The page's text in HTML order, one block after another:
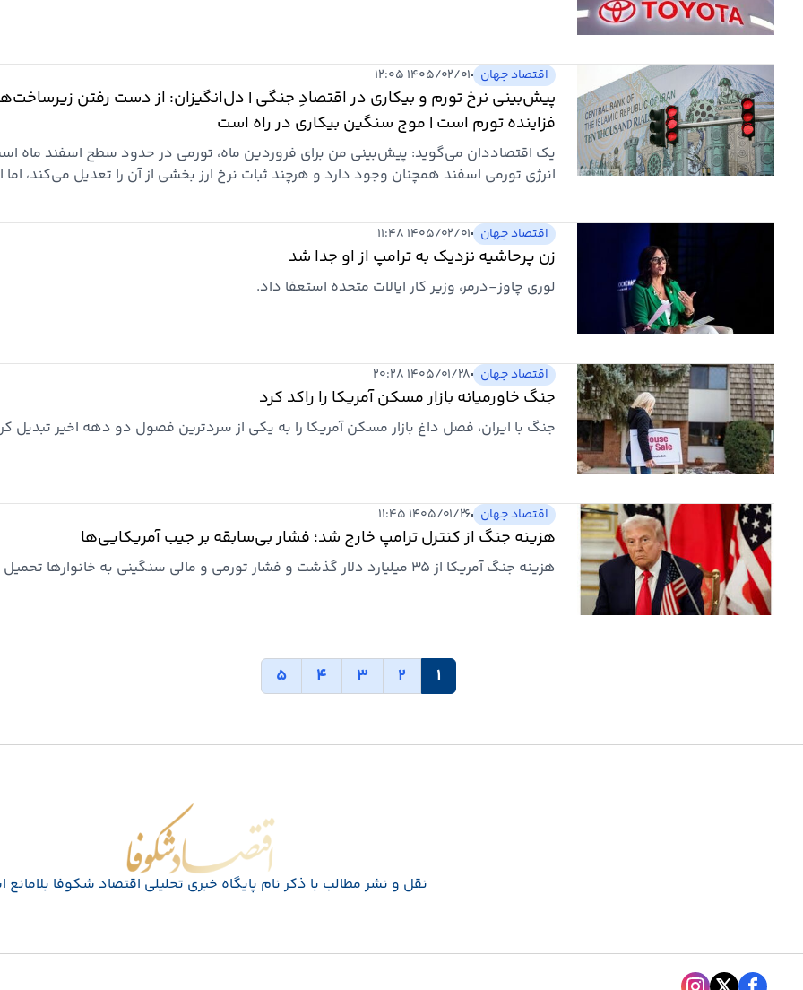
اقتصاد جهان ۱۴۰۵/۰۲/۰۱ ۱۲:۰۵
پیش‌بینی نرخ تورم و بیکاری در اقتصادِ جنگی | دل‌انگیزان: از دست رفتن
فزاینده تورم است | موج سنگین بیکاری در راه است
یک اقتصاددان می‌گوید: پیش‌بینی من برای فروردین ماه، تورمی در حدود سطح اسفند ماه
انرژی تورمی اسفند همچنان وجود دارد و هرچند ثبات نرخ ارز بخشی از آن را تعدیل می‌کند،
اقتصاد جهان ۱۴۰۵/۰۲/۰۱ ۱۱:۴۸
زن پرحاشیه نزدیک به ترامپ از او جدا شد
لوری چاوز-درمر، وزیر کار ایالات متحده استعفا داد.
اقتصاد جهان ۱۴۰۵/۰۱/۲۸ ۲۰:۲۸
جنگ خاورمیانه بازار مسکن آمریکا را راکد کرد
جنگ با ایران، فصل داغ بازار مسکن آمریکا را به یکی از سردترین فصول دو دهه اخیر تبدیل
اقتصاد جهان ۱۴۰۵/۰۱/۲۶ ۱۱:۴۵
هزینه جنگ از کنترل ترامپ خارج شد؛ فشار بی‌سابقه بر جیب آمریکایی‌ها
هزینه جنگ آمریکا از 35 میلیارد دلار گذشت و فشار تورمی و مالی سنگینی به خانوارها تحمیل کرد.
1
2
3
4
5
اقتصاد شکوفا
نقل و نشر مطالب با ذکر نام پايگاه خبری تحليلی اقتصاد شکوفا